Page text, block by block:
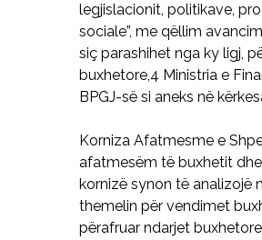
legjislacionit, politikave,
sociale”, me qëllim
siç parashihet nga ky ligj,
buxhetore,4 Ministria e
BPGJ-së si aneks në
Korniza Afatmesme e
afatmesëm të buxhetit
kornizë synon të analizojë
themelin për vendimet
përafruar ndarjet